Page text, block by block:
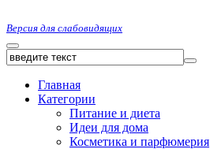
Версия для слабовидящих
Главная
Категории
Питание и диета
Идеи для дома
Косметика и парфюмерия